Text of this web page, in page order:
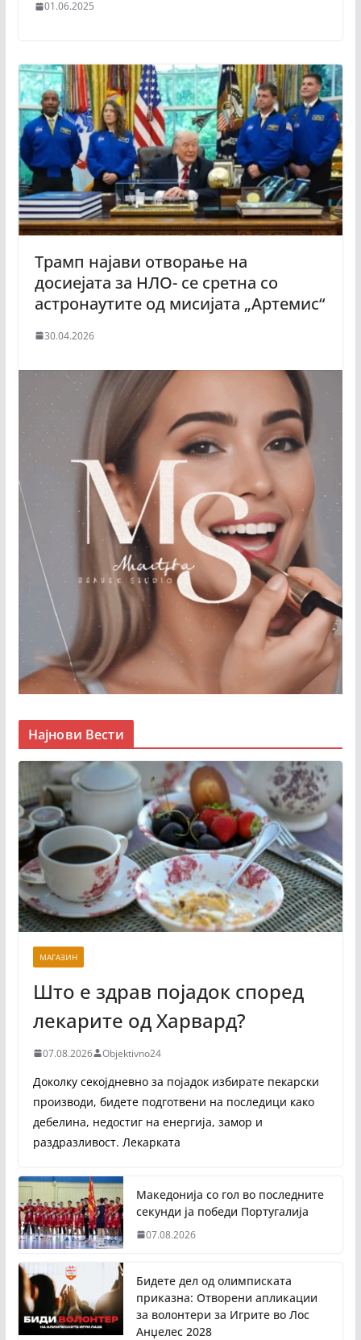
01.06.2025
Трамп најави отворање на
досиејата за НЛО- се сретна со
астронаутите од мисијата „Артемис“
30.04.2026
Најнови Вести
МАГАЗИН
Што е здрав појадок според
лекарите од Харвард?
07.08.2026 Objektivno24
Доколку секојдневно за појадок избирате пекарски
производи, бидете подготвени на последици како
дебелина, недостиг на енергија, замор и
раздразливост. Лекарката
Македонија со гол во последните
секунди ја победи Португалија
07.08.2026
Бидете дел од олимписката
приказна: Отворени апликации
за волонтери за Игрите во Лос
Анџелес 2028